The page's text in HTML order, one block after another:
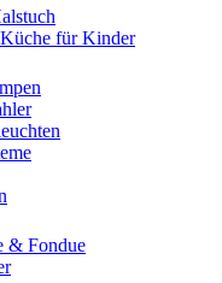
für Kinder
& Fondue